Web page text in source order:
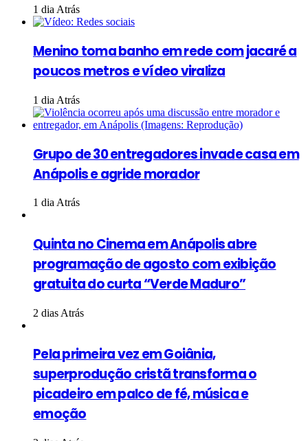
1 dia Atrás
Menino toma banho em rede com jacaré a
poucos metros e vídeo viraliza
1 dia Atrás
Grupo de 30 entregadores invade casa em
Anápolis e agride morador
1 dia Atrás
Quinta no Cinema em Anápolis abre
programação de agosto com exibição
gratuita do curta “Verde Maduro”
2 dias Atrás
Pela primeira vez em Goiânia,
superprodução cristã transforma o
picadeiro em palco de fé, música e
emoção